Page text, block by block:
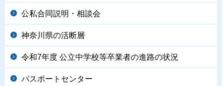
公私合同説明・相談会
神奈川県の活断層
令和7年度 公立中学校等卒業者の進路の状況
パスポートセンター